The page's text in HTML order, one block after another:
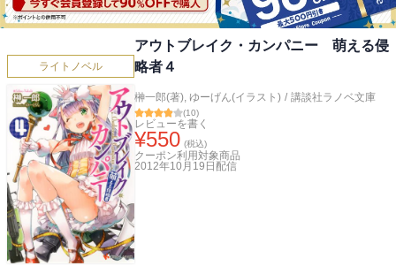
ライトノベル
アウトブレイク・カンパニー 萌える侵
略者４
榊一郎(著), ゆーげん(イラスト) / 講談社ラノベ文庫
(10)
レビューを書く
¥550 (税込)
クーポン利用対象商品
2012年10月19日 配信